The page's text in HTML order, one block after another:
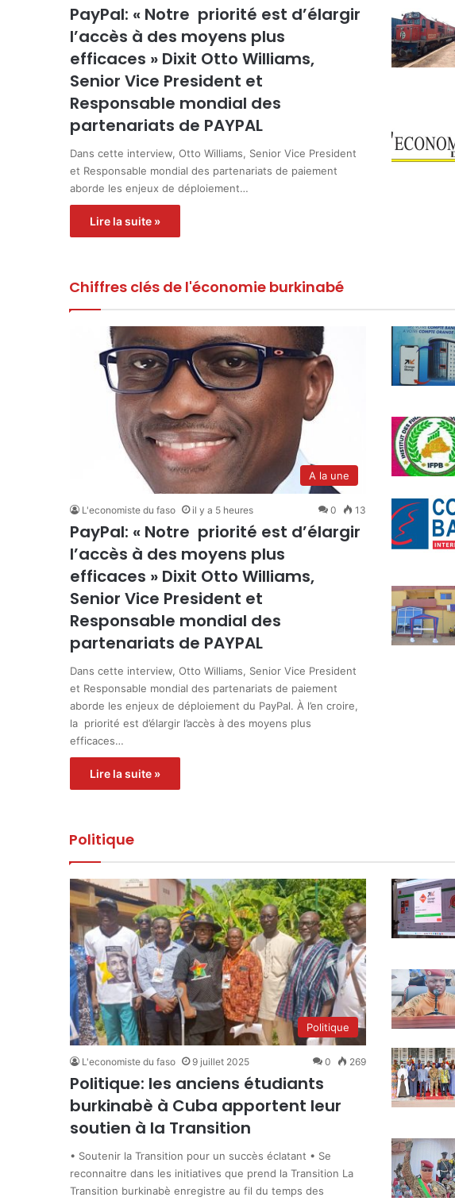
PayPal: « Notre priorité est d’élargir
l’accès à des moyens plus
efficaces » Dixit Otto Williams,
Senior Vice President et
Responsable mondial des
partenariats de PAYPAL
Dans cette interview, Otto Williams, Senior Vice President
et Responsable mondial des partenariats de paiement
aborde les enjeux de déploiement…
Lire la suite »
Chiffres clés de l'économie burkinabé
A la une
L'economiste du faso il y a 5 heures 0 13
PayPal: « Notre priorité est d’élargir
l’accès à des moyens plus
efficaces » Dixit Otto Williams,
Senior Vice President et
Responsable mondial des
partenariats de PAYPAL
Dans cette interview, Otto Williams, Senior Vice President
et Responsable mondial des partenariats de paiement
aborde les enjeux de déploiement du PayPal. À l’en croire,
la priorité est d’élargir l’accès à des moyens plus
efficaces…
Lire la suite »
Politique
Politique
L'economiste du faso 9 juillet 2025 0 269
Politique: les anciens étudiants
burkinabè à Cuba apportent leur
soutien à la Transition
• Soutenir la Transition pour un succès éclatant • Se
reconnaitre dans les initiatives que prend la Transition La
Transition burkinabè enregistre au fil du temps des